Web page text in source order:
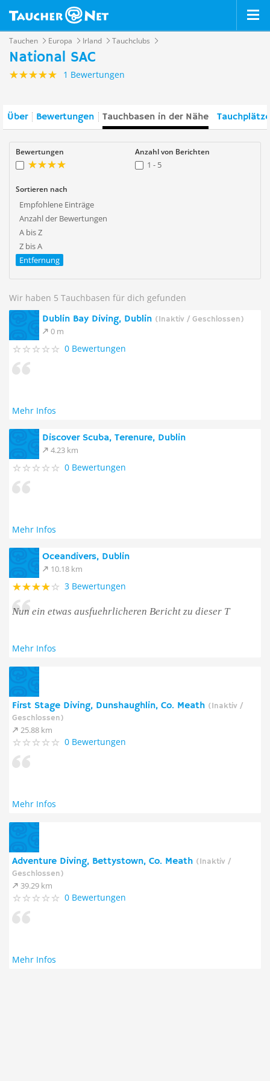
Tauchen Europa Irland Tauchclubs
National SAC
1 Bewertungen
Über Bewertungen Tauchbasen in der Nähe
Bewertungen Anzahl von Berichten
1 - 5
Sortieren nach
Empfohlene Einträge
Anzahl der Bewertungen
A bis Z
Z bis A
Entfernung
Wir haben 5 Tauchbasen für dich gefunden
Dublin Bay Diving, Dublin (Inaktiv / Geschlossen)
0 m
0 Bewertungen
Mehr Infos
Discover Scuba, Terenure, Dublin
4.23 km
0 Bewertungen
Mehr Infos
Oceandivers, Dublin
10.18 km
3 Bewertungen
Nun ein etwas ausfuehrlicheren Bericht zu dieser T
Mehr Infos
First Stage Diving, Dunshaughlin, Co. Meath (Inaktiv /
Geschlossen)
25.88 km
0 Bewertungen
Mehr Infos
Adventure Diving, Bettystown, Co. Meath (Inaktiv /
Geschlossen)
39.29 km
0 Bewertungen
Mehr Infos